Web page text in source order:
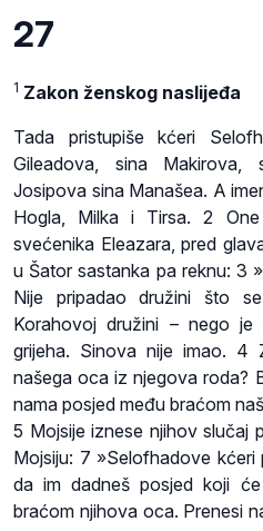
27
1 Zakon ženskog naslijeđa
Tada pristupiše kćeri
Gileadova, sina
Josipova sina Manašea. A
Hogla, Milka i Tirsa. 2
svećenika Eleazara, pred
u Šator sastanka pa reknu: 3
Nije pripadao družini što
Korahovoj družini – nego
grijeha. Sinova nije imao. 4
našega oca iz njegova roda?
nama posjed među braćom
5 Mojsije iznese njihov slučaj
Mojsiju: 7 »Selofhadove
da im dadneš posjed koji
braćom njihova oca. Prenesi